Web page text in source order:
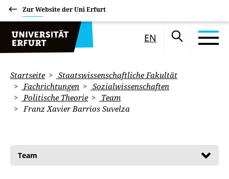
Zur Website der Uni Erfurt
EN
Startseite
Staatswissenschaftliche Fakultät
Fachrichtungen
Sozialwissenschaften
Politische Theorie
Team
Franz Xavier Barrios Suvelza
Team